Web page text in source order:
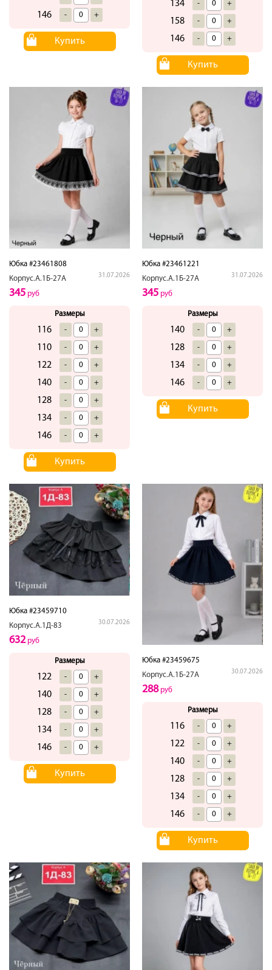
146 - +
Купить
134 - +
158 - +
146 - +
Купить
Юбка #23461808
Корпус.А.1Б-27А
31.07.2026
345 руб
Размеры
116 - +
110 - +
122 - +
140 - +
128 - +
134 - +
146 - +
Купить
Юбка #23461221
Корпус.А.1Б-27А
31.07.2026
345 руб
Размеры
140 - +
128 - +
134 - +
146 - +
Купить
Юбка #23459710
Корпус.А.1Д-83
30.07.2026
632руб
Размеры
122 - +
140 - +
128 - +
134 - +
146 - +
Купить
Юбка #23459675
Корпус.А.1Б-27А
30.07.2026
288руб
Размеры
116 - +
122 - +
140 - +
128 - +
134 - +
146 - +
Купить